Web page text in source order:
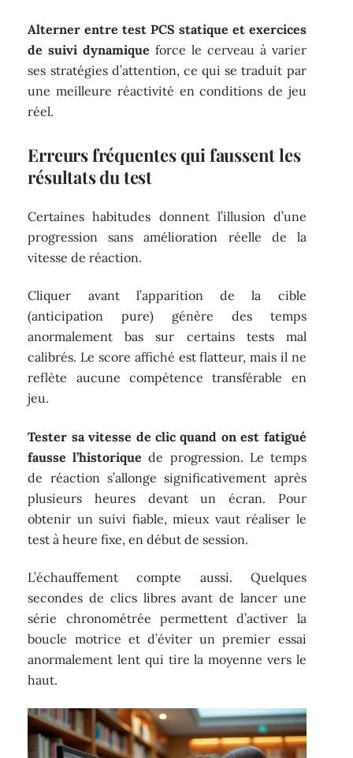
Alterner entre test PCS statique et exercices
de suivi dynamique force le cerveau à varier
ses stratégies d’attention, ce qui se traduit par
une meilleure réactivité en conditions de jeu
réel.
Erreurs fréquentes qui faussent les
résultats du test
Certaines habitudes donnent l’illusion d’une
progression sans amélioration réelle de la
vitesse de réaction.
Cliquer avant l’apparition de la cible
(anticipation pure) génère des temps
anormalement bas sur certains tests mal
calibrés. Le score affiché est flatteur, mais il ne
reflète aucune compétence transférable en
jeu.
Tester sa vitesse de clic quand on est fatigué
fausse l’historique de progression. Le temps
de réaction s’allonge significativement après
plusieurs heures devant un écran. Pour
obtenir un suivi fiable, mieux vaut réaliser le
test à heure fixe, en début de session.
L’échauffement compte aussi. Quelques
secondes de clics libres avant de lancer une
série chronométrée permettent d’activer la
boucle motrice et d’éviter un premier essai
anormalement lent qui tire la moyenne vers le
haut.